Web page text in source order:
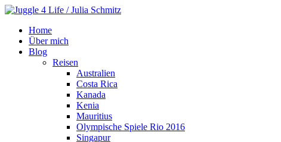
Home
Über mich
Blog
Reisen
Australien
Costa Rica
Kanada
Kenia
Mauritius
Olympische Spiele Rio 2016
Singapur